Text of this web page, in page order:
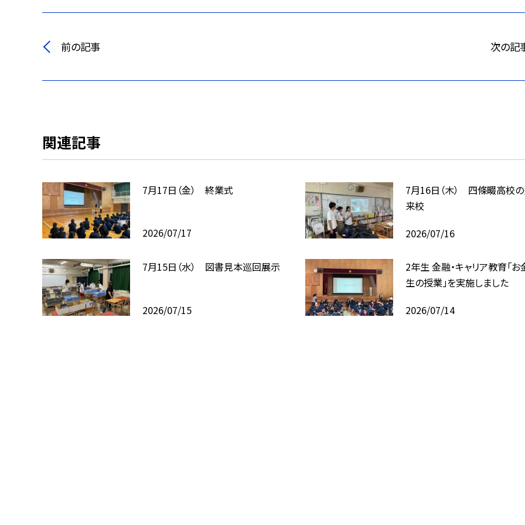
前の記事 次の記
関連記事
7月17日（金） 終業式
2026/07/17
7月16日（木） 四條畷高校
来校
2026/07/16
7月15日（水） 図書見本巡回展示
2026/07/15
2年生 金融・キャリア教育「お
生の授業」を実施しました
2026/07/14